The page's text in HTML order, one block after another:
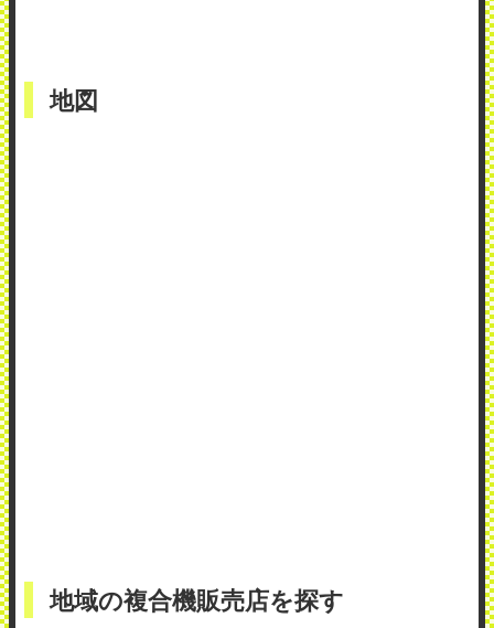
地図
地域の複合機販売店を探す